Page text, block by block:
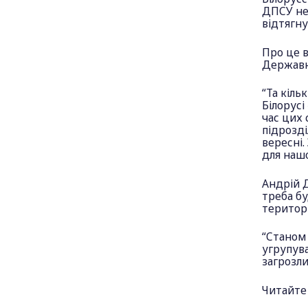
ДПСУ не
Про це
“Та
час цих
для
Андрій
треба
“Станом
Читайте